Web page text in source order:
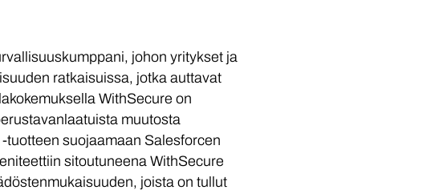
johon yritykset ja
ratkaisuissa, jotka auttavat
WithSecure on
muutosta
tuotteen suojaamaan Salesforcen
sitoutuneena WithSecure
joista on tullut